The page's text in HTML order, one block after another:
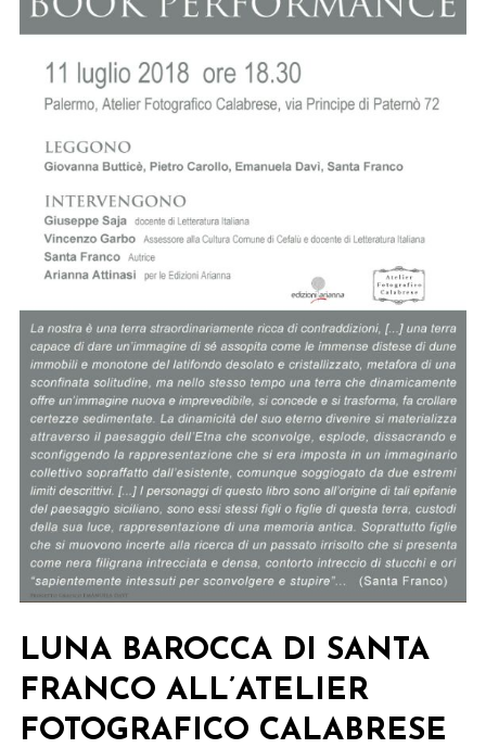
LUNA BAROCCA DI SANTA
FRANCO ALL’ATELIER
FOTOGRAFICO CALABRESE